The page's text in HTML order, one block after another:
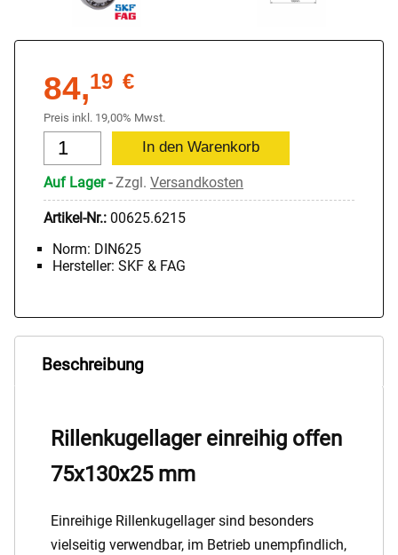
84,19 €
Preis inkl. 19,00% Mwst.
Auf Lager-Zzgl. Versandkosten
Artikel-Nr.: 00625.6215
Norm: DIN625
Hersteller: SKF & FAG
Beschreibung
Rillenkugellager einreihig offen
75x130x25 mm
Einreihige Rillenkugellager sind besonders
vielseitig verwendbar, im Betrieb unempfindlich,